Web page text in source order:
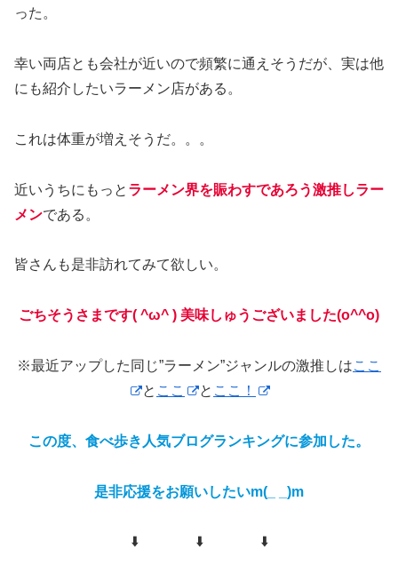
った。
幸い両店とも会社が近いので頻繁に通えそうだが、実は他
にも紹介したいラーメン店がある。
これは体重が増えそうだ。。。
近いうちにもっと ラーメン界を賑わすであろう激推しラー
メンである。
皆さんも是非訪れてみて欲しい。
ごちそうさまです( ^ω^ ) 美味しゅうございました(o^^o)
※最近アップした同じ”ラーメン”ジャンルの激推しはここ
と ここ と ここ！
この度、食べ歩き人気ブログランキングに参加した。
是非応援をお願いしたいm(_ _)m
⬇️ ⬇️ ⬇️